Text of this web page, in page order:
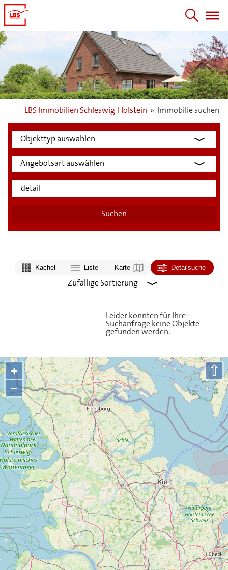
LBS Immobilien Schleswig-Holstein » Immobilie suchen
Kachel Liste Karte Detailsuche
Leider konnten für Ihre
Suchanfrage keine Objekte
gefunden werden.
+
−
⇧